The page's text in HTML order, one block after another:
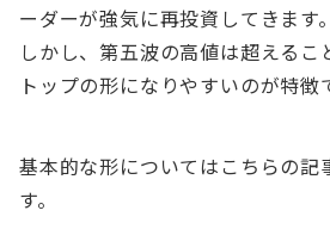
ーダーが強気に再投資してきます。
しかし、第五波の高値は超えるこ
トップの形になりやすいのが特徴
基本的な形についてはこちらの記
す。